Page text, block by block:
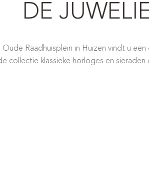
DE
Raadhuisplein in Huizen vindt u
collectie klassieke horloges en